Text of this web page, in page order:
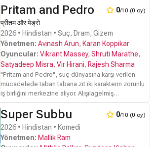
olan gizli bir görevi başarıyla tamamlamak için
fiziksel ve zihinsel kapasitelerinin ötesine geçmek
zorunda kalıyor. Operasyonun her aşamasında
artan riskler, ekibi hem profesyonel hem de kişisel
bir sınavla karşı karşıya bırakıyor.
Filmin dramatik yükünü ve operasyonel gerilimini
taşıyan geniş oyuncu kadrosunda Dia Mirza,
Jimmy Shergill ve Siddharth gibi deneyimli isimler
yer alıyor. Abhay Verma, Mihir Ahuja ve Prajakta
boyutunu güçlendirirken; Adil Hussain ve Vinay
Pathak gibi isimler ise anlatıya derinlik katıyor.
Tehlikeli bir görevin ortasında geçen yapım,
pilotların zorlu kararlarını ve fedakarlıklarını gözler
Pritam and Pedro 0/10 (0 oy)
प्रीतम और पेड्रो
2026 • Hindistan • Suç, Dram, Gizem
Yönetmen: Avinash Arun, Karan Koppikar
Oyuncular: Vikrant Massey, Shruti Marathe,
Satyadeep Misra, Vir Hirani, Rajesh Sharma
''Pritam and Pedro'', suç dünyasına karşı verilen
mücadelede taban tabana zıt iki karakterin zorunlu
iş birliğini merkezine alıyor. Alışılagelmiş
ile soruşturmalarda modern teknolojinin imkanlarını
kullanan teknoloji meraklısı ortağının dinamik
çatışması, filmin temel yapısını oluşturuyor. İkilinin
yöntem farklılıkları, vakaları çözme sürecinde hem
Super Subbu 0/10 (0 oy)
2026 • Hindistan • Komedi
Yönetmen: Mallik Ram